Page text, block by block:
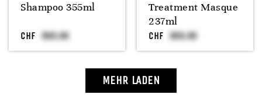
Shampoo 355ml
CHF
Treatment Masque
237ml
CHF
MEHR LADEN